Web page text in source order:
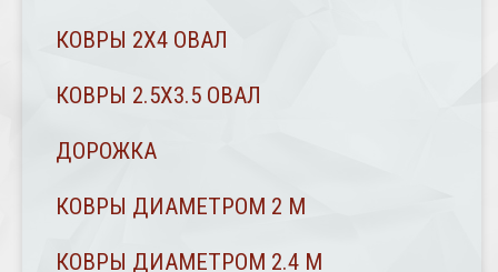
КОВРЫ 2Х4 ОВАЛ
КОВРЫ 2.5Х3.5 ОВАЛ
ДОРОЖКА
КОВРЫ ДИАМЕТРОМ 2 М
КОВРЫ ДИАМЕТРОМ 2.4 M